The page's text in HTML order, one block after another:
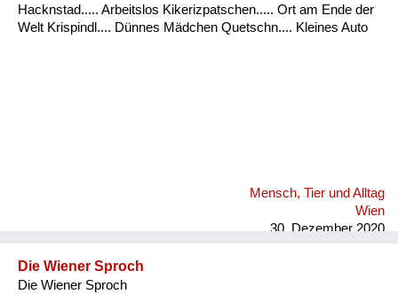
Hacknstad..... Arbeitslos Kikerizpatschen..... Ort am Ende der
Welt Krispindl.... Dünnes Mädchen Quetschn.... Kleines Auto
Mensch, Tier und Alltag
Wien
30. Dezember 2020
Die Wiener Sproch
Die Wiener Sproch